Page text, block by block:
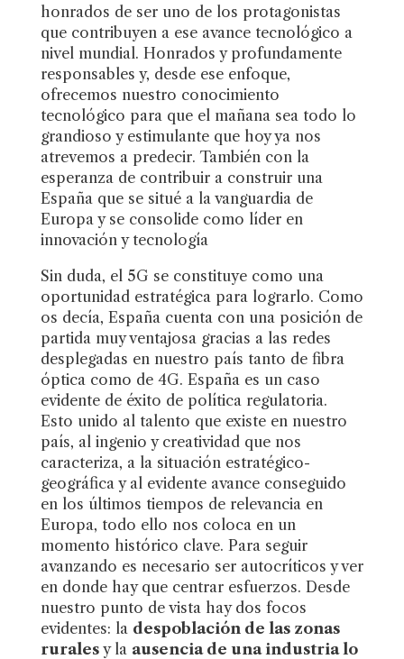
honrados de ser uno de los protagonistas
que contribuyen a ese avance tecnológico a
nivel mundial. Honrados y profundamente
responsables y, desde ese enfoque,
ofrecemos nuestro conocimiento
tecnológico para que el mañana sea todo lo
grandioso y estimulante que hoy ya nos
atrevemos a predecir. También con la
esperanza de contribuir a construir una
España que se situé a la vanguardia de
Europa y se consolide como líder en
innovación y tecnología
Sin duda, el 5G se constituye como una
oportunidad estratégica para lograrlo. Como
os decía, España cuenta con una posición de
partida muy ventajosa gracias a las redes
desplegadas en nuestro país tanto de fibra
óptica como de 4G. España es un caso
evidente de éxito de política regulatoria.
Esto unido al talento que existe en nuestro
país, al ingenio y creatividad que nos
caracteriza, a la situación estratégico-
geográfica y al evidente avance conseguido
en los últimos tiempos de relevancia en
Europa, todo ello nos coloca en un
momento histórico clave. Para seguir
avanzando es necesario ser autocríticos y ver
en donde hay que centrar esfuerzos. Desde
nuestro punto de vista hay dos focos
evidentes: la despoblación de las zonas
ruralesy la ausencia de una industria lo